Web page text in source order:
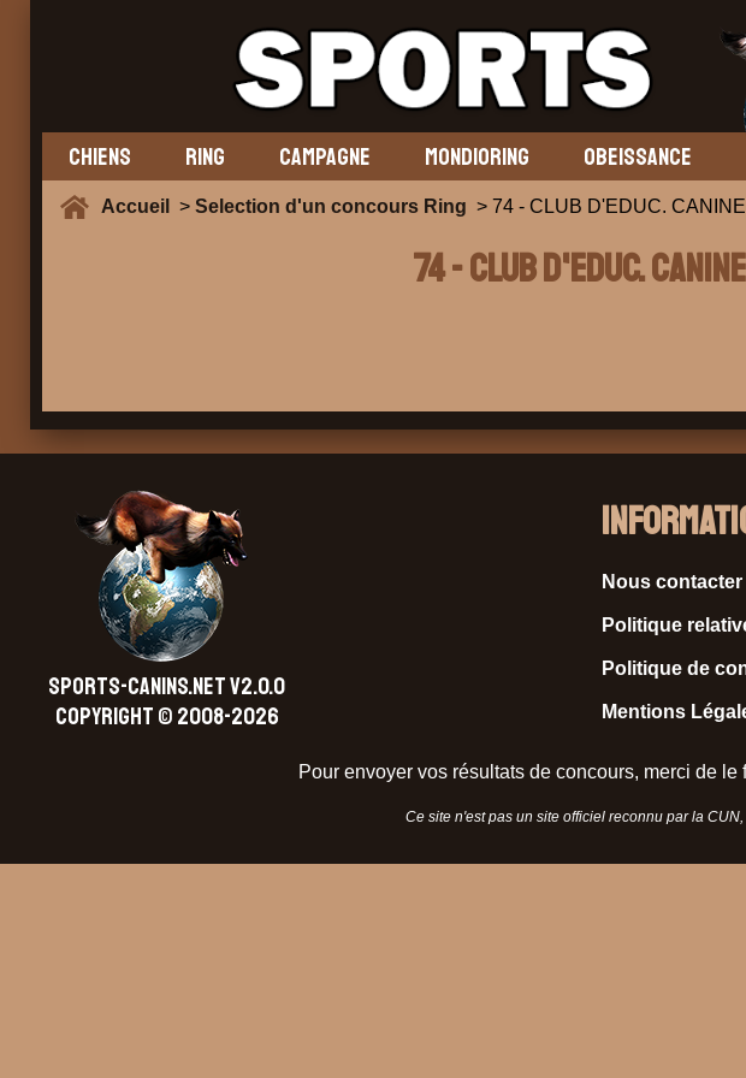
CHIENS RING CAMPAGNE MONDIORING OBEISSANCE
Accueil > Selection d'un concours Ring > 74 - CLUB D'EDUC.
74 - CLUB D'EDUC.
SPORTS-CANINS.NET V2.0.0
Copyright © 2008-2026
Nous contacter
Politique
Politique de
Mentions
Pour envoyer vos résultats de concours, merci de
Ce site n'est pas un site officiel reconnu par la